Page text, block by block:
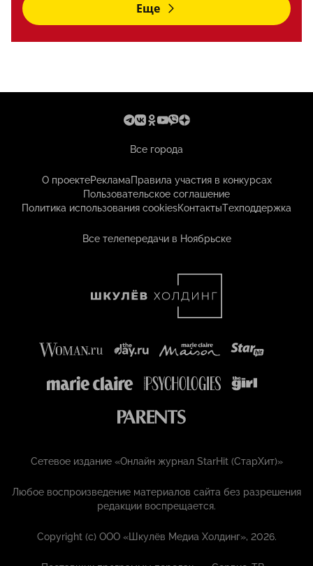
Еще
Все города
О проектеРекламаПравила участия в конкурсах
Пользовательское соглашение
Политика использования cookiesКонтактыТехподдержка
Все телепередачи в Ноябрьске
Сетевое издание «Онлайн журнал StarHit (СтарХит)»
Любое воспроизведение материалов сайта без разрешения
редакции воспрещается.
Copyright (с) ООО «Шкулёв Медиа Холдинг», 2026.